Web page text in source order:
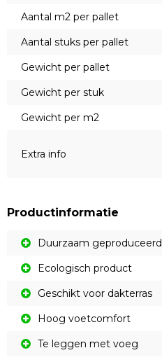
Aantal m2 per pallet
Aantal stuks per pallet
Gewicht per pallet
Gewicht per stuk
Gewicht per m2
Extra info
Productinformatie
Duurzaam geproduceerd
Ecologisch product
Geschikt voor dakterras
Hoog voetcomfort
Te leggen met voeg